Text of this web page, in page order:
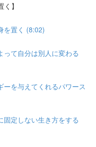
】
を置く (8:02)
て自分は別人に変わる
を与えてくれるパワース
定しない生き方をする